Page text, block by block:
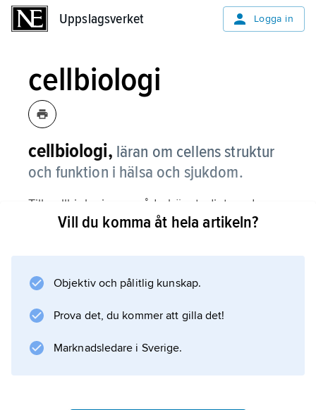
Uppslagsverket Logga in
cellbiologi
cellbiologi, läran om cellens struktur
och funktion i hälsa och sjukdom.
Till cellbiologins område hör studiet av de
förändringar som cellen genomgår när den
förändringar. Se vidare
.
Vill du komma åt hela artikeln?
Objektiv och pålitlig kunskap.
Prova det, du kommer att gilla det!
Marknadsledare i Sverige.